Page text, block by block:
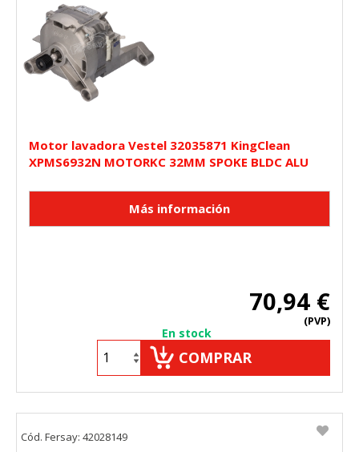
Motor lavadora Vestel 32035871 KingClean
XPMS6932N MOTORKC 32MM SPOKE BLDC ALU
70,94 €
(PVP)
En stock
COMPRAR
Cód. Fersay: 42028149